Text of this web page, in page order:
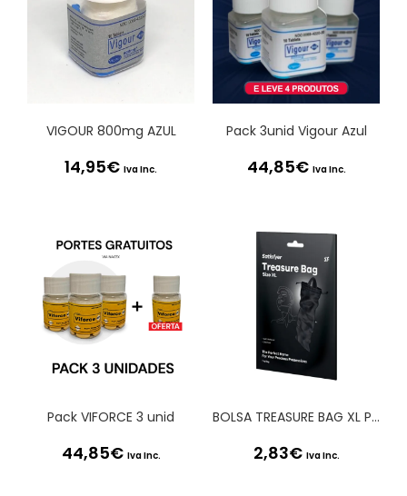
VIGOUR 800mg AZUL
14,95€ Iva Inc.
Pack 3unid Vigour Azul
44,85€ Iva Inc.
Pack VIFORCE 3 unid
44,85€ Iva Inc.
BOLSA TREASURE BAG XL PRETA SATISFYER
2,83€ Iva Inc.